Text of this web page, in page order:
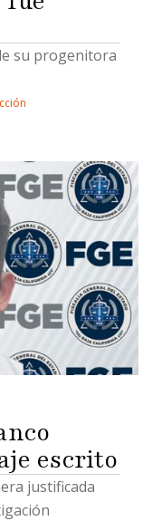
su progenitora
escrito
justificada